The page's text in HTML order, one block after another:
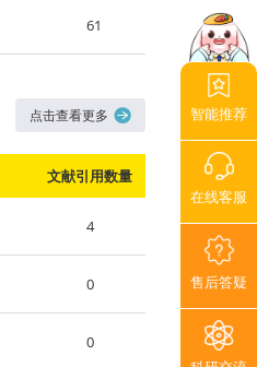
61
点击查看更多
文献引用数量
4
0
0
智能推荐
在线客服
售后答疑